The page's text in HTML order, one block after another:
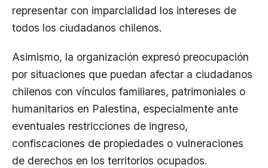
representar con imparcialidad los intereses de
todos los ciudadanos chilenos.
Asimismo, la organización expresó preocupación
por situaciones que puedan afectar a ciudadanos
chilenos con vínculos familiares, patrimoniales o
humanitarios en Palestina, especialmente ante
eventuales restricciones de ingreso,
confiscaciones de propiedades o vulneraciones
de derechos en los territorios ocupados.